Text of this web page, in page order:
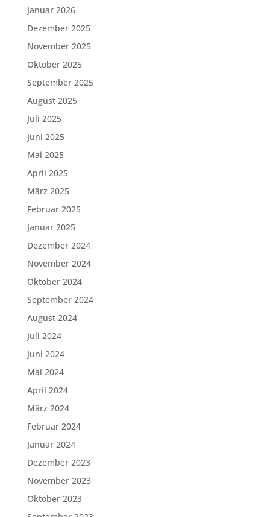
Januar 2026
Dezember 2025
November 2025
Oktober 2025
September 2025
August 2025
Juli 2025
Juni 2025
Mai 2025
April 2025
März 2025
Februar 2025
Januar 2025
Dezember 2024
November 2024
Oktober 2024
September 2024
August 2024
Juli 2024
Juni 2024
Mai 2024
April 2024
März 2024
Februar 2024
Januar 2024
Dezember 2023
November 2023
Oktober 2023